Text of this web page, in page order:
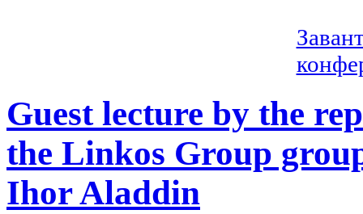
Guest lecture by the
the Linkos Group
Ihor Aladdin